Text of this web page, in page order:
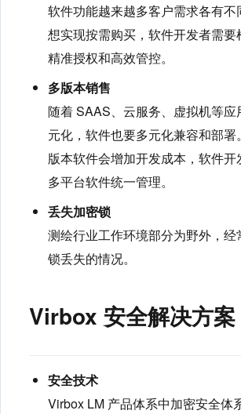
软件功能越来越多客户需求各有不
想实现按需购买，软件开发者需要
精准授权和高效管控。
多版本销售
随着 SAAS、云服务、虚拟机等应
元化，软件也要多元化兼容和部
版本软件会增加开发成本，软件开
多平台软件统一管理。
丢失加密锁
测绘行业工作环境部分为野外，经
锁丢失的情况。
Virbox 安全解决方案
安全技术
Virbox LM 产品体系中加密安全体